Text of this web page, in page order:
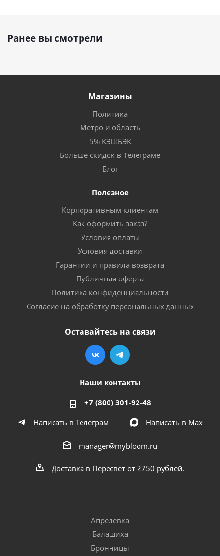
Ранее вы смотрели
Магазины
Политика
Метро и область
5% КЭШБЭК
Больше скидок в Телеграме
Блог
Полезное
Корпоративным клиентам
Как оформить заказ?
Условия оплаты
Условия доставки
Гарантии и правила возврата
Публичная оферта
Политика конфиденциальности
Согласие на обработку персональных данных
Оставайтесь на связи
Наши контакты
+7 (800) 301-92-48
Написать в Телеграм
Написать в Мах
manager@mybloom.ru
Доставка в Пересвет от 2750 рублей.
Апрелевка
Балашиха
Бронницы